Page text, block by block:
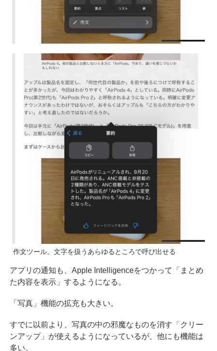
作文ツール。文字を扱うあらゆるところで呼び出せる
アプリの通知も、Apple Intelligenceをつかって「まとめ
た内容を表示」するようになる。
「写真」機能の拡充も大きい。
すでに以前より、写真の中の邪魔なものを消す「クリー
ンアップ」が使えるようになっているが、他にも機能は
多い。